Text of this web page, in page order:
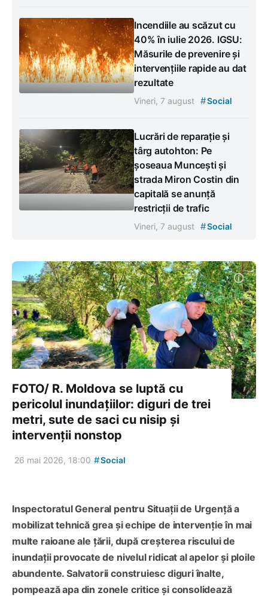
Incendiile au scăzut cu
40% în iulie 2026. IGSU:
Măsurile de prevenire și
intervențiile rapide au dat
rezultate
Vineri, 7 august #Social
Lucrări de reparație și
târg autohton: Pe
șoseaua Muncești și
strada Miron Costin din
capitală se anunță
restricții de trafic
Vineri, 7 august #Social
FOTO/ R. Moldova se luptă cu
pericolul inundațiilor: diguri de trei
metri, sute de saci cu nisip și
intervenții nonstop
26 mai 2026, 18:00 #Social
Inspectoratul General pentru Situații de Urgență a
mobilizat tehnică grea și echipe de intervenție în mai
multe raioane ale țării, după creșterea riscului de
inundații provocate de nivelul ridicat al apelor și ploile
abundente. Salvatorii construiesc diguri înalte,
pompează apa din zonele critice și consolidează